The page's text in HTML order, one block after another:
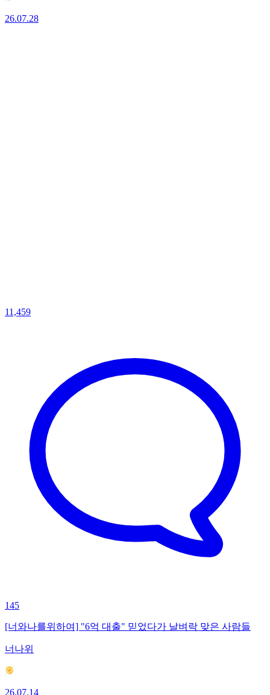
26.07.28
11,459
145
[너와나를위하여] "6억 대출" 믿었다가 날벼락 맞은 사람들
너나위
26.07.14